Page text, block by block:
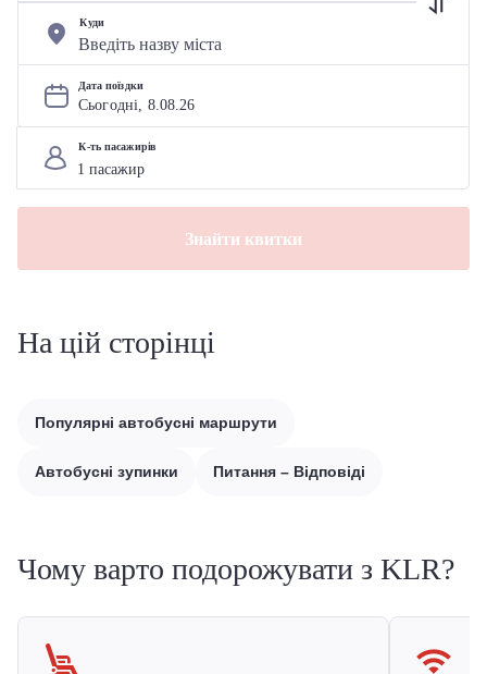
Куди
Дата поїздки
Сьогодні, 8.08.26
К-ть пасажирів
Знайти квитки
На цій сторінці
Популярні автобусні маршрути
Автобусні зупинки Питання – Відповіді
Чому варто подорожувати з KLR?